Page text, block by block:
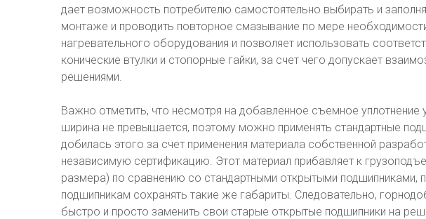
дает возможность потребителю самостоятельно выбирать и
монтаже и проводить повторное смазывание по мере
нагревательного оборудования и позволяет использовать
конические втулки и стопорные гайки, за счет чего допускает
решениями.
Важно отметить, что несмотря на добавленное съемное уплотнение
ширина не превышается, поэтому можно применять стандартные
добилась этого за счет применения материала собственной
независимую сертификацию. Этот материал прибавляет к
размера) по сравнению со стандартными открытыми подшипниками,
подшипникам сохранять такие же габариты. Следовательно,
быстро и просто заменить свои старые открытые подшипники на